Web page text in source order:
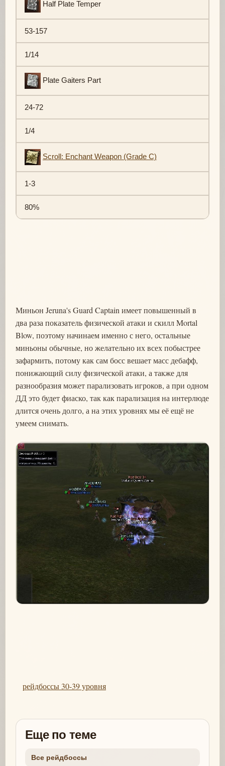
Half Plate Temper
53-157
1/14
Plate Gaiters Part
24-72
1/4
Scroll: Enchant Weapon (Grade C)
1-3
80%
Миньон Jeruna's Guard Captain имеет повышенный в
два раза показатель физической атаки и скилл Mortal
Blow, поэтому начинаем именно с него, остальные
миньоны обычные, но желательно их всех побыстрее
зафармить, потому как сам босс вешает масс дебафф,
понижающий силу физической атаки, а также для
разнообразия может парализовать игроков, а при одном
ДД это будет фиаско, так как парализация на интерлюде
длится очень долго, а на этих уровнях мы её ещё не
умеем снимать.
рейдбоссы 30-39 уровня
Еще по теме
Все рейдбоссы